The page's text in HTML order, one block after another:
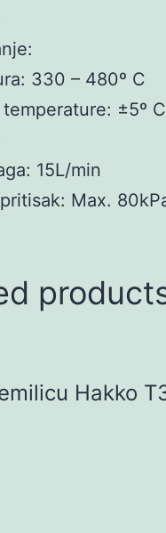
330 – 480º C
±5º
15L/min
Max.
Hakko